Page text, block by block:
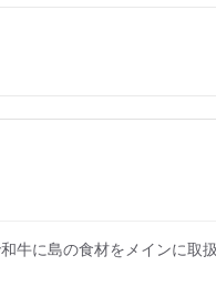
牛に島の食材をメインに取